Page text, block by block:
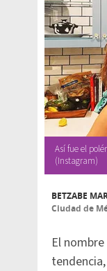
Así fue el
(Instagram)
BETZABE
Ciudad de
El